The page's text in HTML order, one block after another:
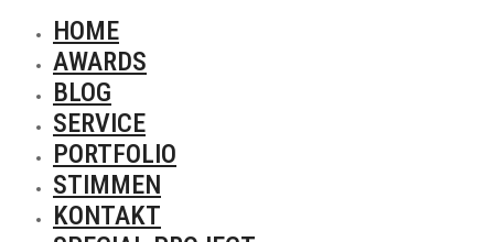
HOME
AWARDS
BLOG
SERVICE
PORTFOLIO
STIMMEN
KONTAKT